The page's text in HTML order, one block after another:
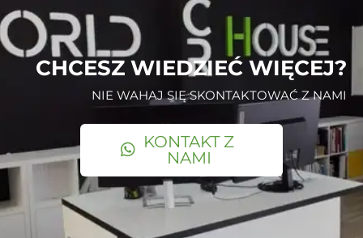
CHCESZ WIEDZIEĆ WIĘCEJ?
NIE WAHAJ SIĘ SKONTAKTOWAĆ Z NAMI
KONTAKT Z
NAMI